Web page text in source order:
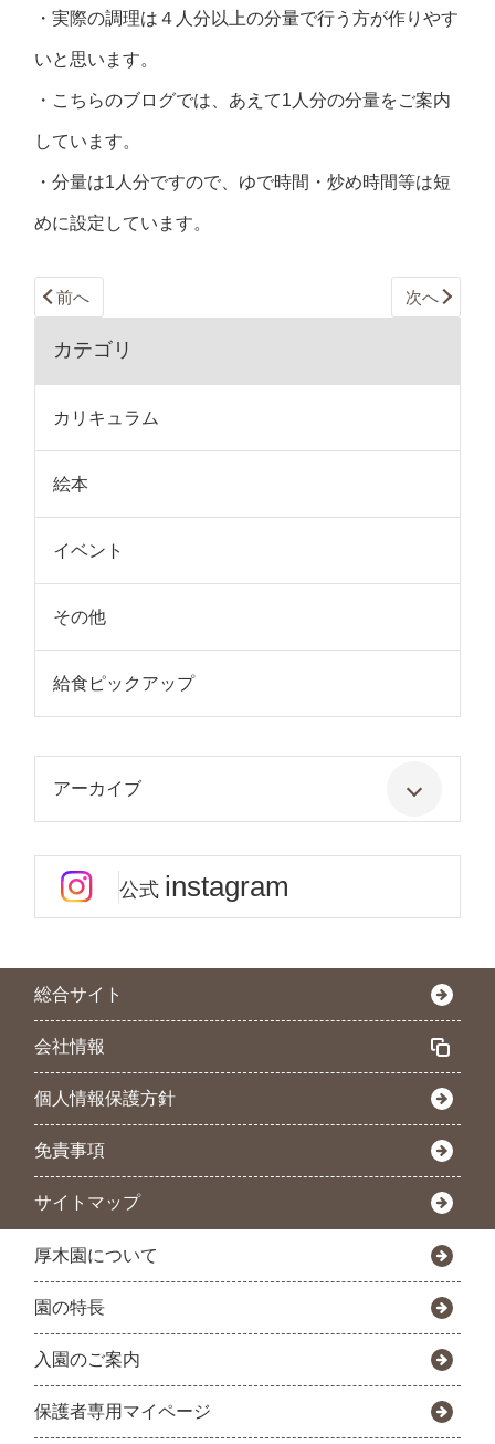
・実際の調理は４人分以上の分量で行う方が作りやす
いと思います。
・こちらのブログでは、あえて1人分の分量をご案内
しています。
・分量は1人分ですので、ゆで時間・炒め時間等は短
めに設定しています。
前へ 次へ
カテゴリ
カリキュラム
絵本
イベント
その他
給食ピックアップ
アーカイブ
公式 instagram
総合サイト
会社情報
個人情報保護方針
免責事項
サイトマップ
厚木園について
園の特長
入園のご案内
保護者専用マイページ